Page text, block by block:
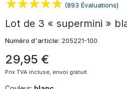
(893 Évaluations)
Lot de 3 « supermini »
Numéro d'article: 205221-100
29,95 €
Prix TVA incluse, envoi gratuit.